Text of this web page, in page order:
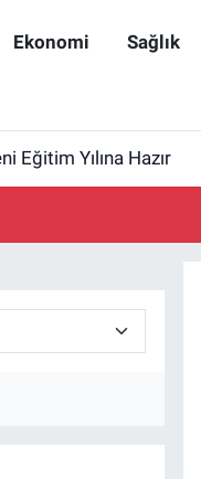
Ekonomi Sağlık
Eğitim Yılına Hazır